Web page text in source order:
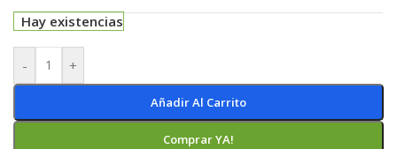
Hay existencias
- +
Añadir Al Carrito
Comprar YA!